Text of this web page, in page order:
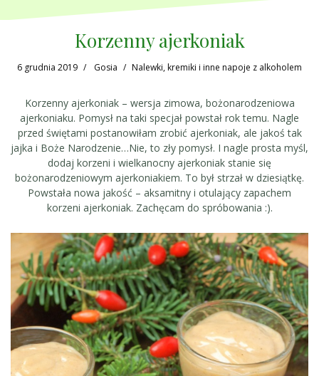
Korzenny ajerkoniak
6 grudnia 2019 Gosia Nalewki, kremiki i inne napoje z alkoholem
Korzenny ajerkoniak – wersja zimowa, bożonarodzeniowa
ajerkoniaku. Pomysł na taki specjał powstał rok temu. Nagle
przed świętami postanowiłam zrobić ajerkoniak, ale jakoś tak
jajka i Boże Narodzenie…Nie, to zły pomysł. I nagle prosta myśl,
dodaj korzeni i wielkanocny ajerkoniak stanie się
bożonarodzeniowym ajerkoniakiem. To był strzał w dziesiątkę.
Powstała nowa jakość – aksamitny i otulający zapachem
korzeni ajerkoniak. Zachęcam do spróbowania :).